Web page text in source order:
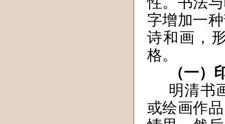
字增加一
诗和画，
格。
（一）
明清书
或绘画作